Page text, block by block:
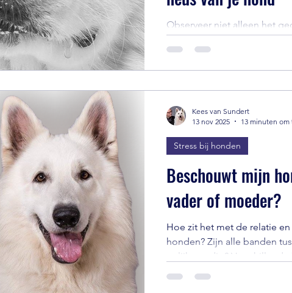
Observeer niet alleen het
van je hond, maar bekijk de
Beschouwt mijn
vader of moeder?
Hoe zit het met de relatie
honden? Zijn alle banden
gelijkwaardig? Verschillende hechtingsstijlen Honden
Stress bij honden
Kees van Sundert
13 nov 2025
13 minuten om